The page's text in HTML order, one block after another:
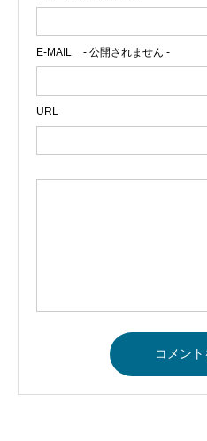
E-MAIL - 公開されません -
URL